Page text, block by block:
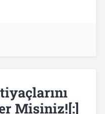
Misiniz![:]